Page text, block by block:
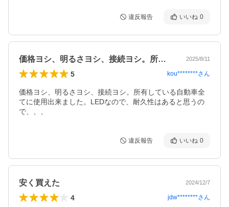
違反報告 いいね 0
価格ヨシ、明るさヨシ、接続ヨシ。所有し… 2025/8/11
5 kou********さん
価格ヨシ、明るさヨシ、接続ヨシ。所有している自動車全
てに使用出来ました。LEDなので、耐久性はあると思うの
で、、、
違反報告 いいね 0
安く買えた 2024/12/7
4 jdw********さん